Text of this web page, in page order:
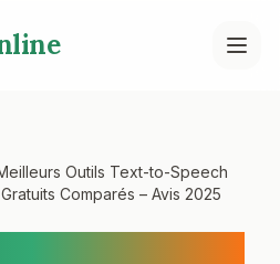
Outils Text-to-Speech
Comparés – Avis 2025